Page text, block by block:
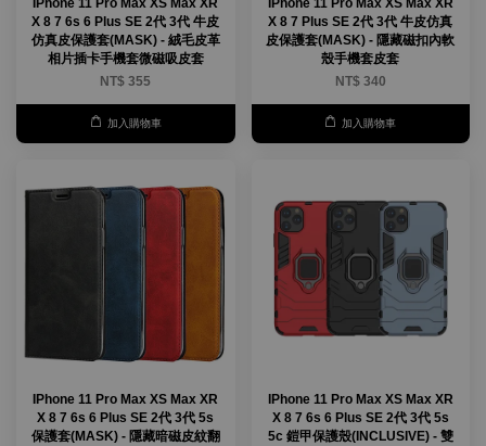
IPhone 11 Pro Max XS Max XR
X 8 7 6s 6 Plus SE 2代 3代 牛皮
仿真皮保護套(MASK) - 絨毛皮革
相片插卡手機套微磁吸皮套
NT$ 355
加入購物車
IPhone 11 Pro Max XS Max XR
X 8 7 Plus SE 2代 3代 牛皮仿真
皮保護套(MASK) - 隱藏磁扣內軟
殼手機套皮套
NT$ 340
加入購物車
IPhone 11 Pro Max XS Max XR
X 8 7 6s 6 Plus SE 2代 3代 5s
保護套(MASK) - 隱藏暗磁皮紋翻
IPhone 11 Pro Max XS Max XR
X 8 7 6s 6 Plus SE 2代 3代 5s
5c 鎧甲保護殼(INCLUSIVE) - 雙